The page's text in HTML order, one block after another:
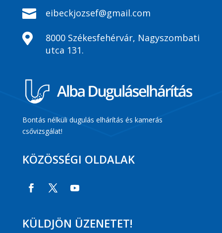
 eibeckjozsef@gmail.com

8000 Székesfehérvár, Nagyszombati
utca 131.
Bontás nélküli dugulás elhárítás és kamerás
csővizsgálat!
KÖZÖSSÉGI OLDALAK
KÜLDJÖN ÜZENETET!